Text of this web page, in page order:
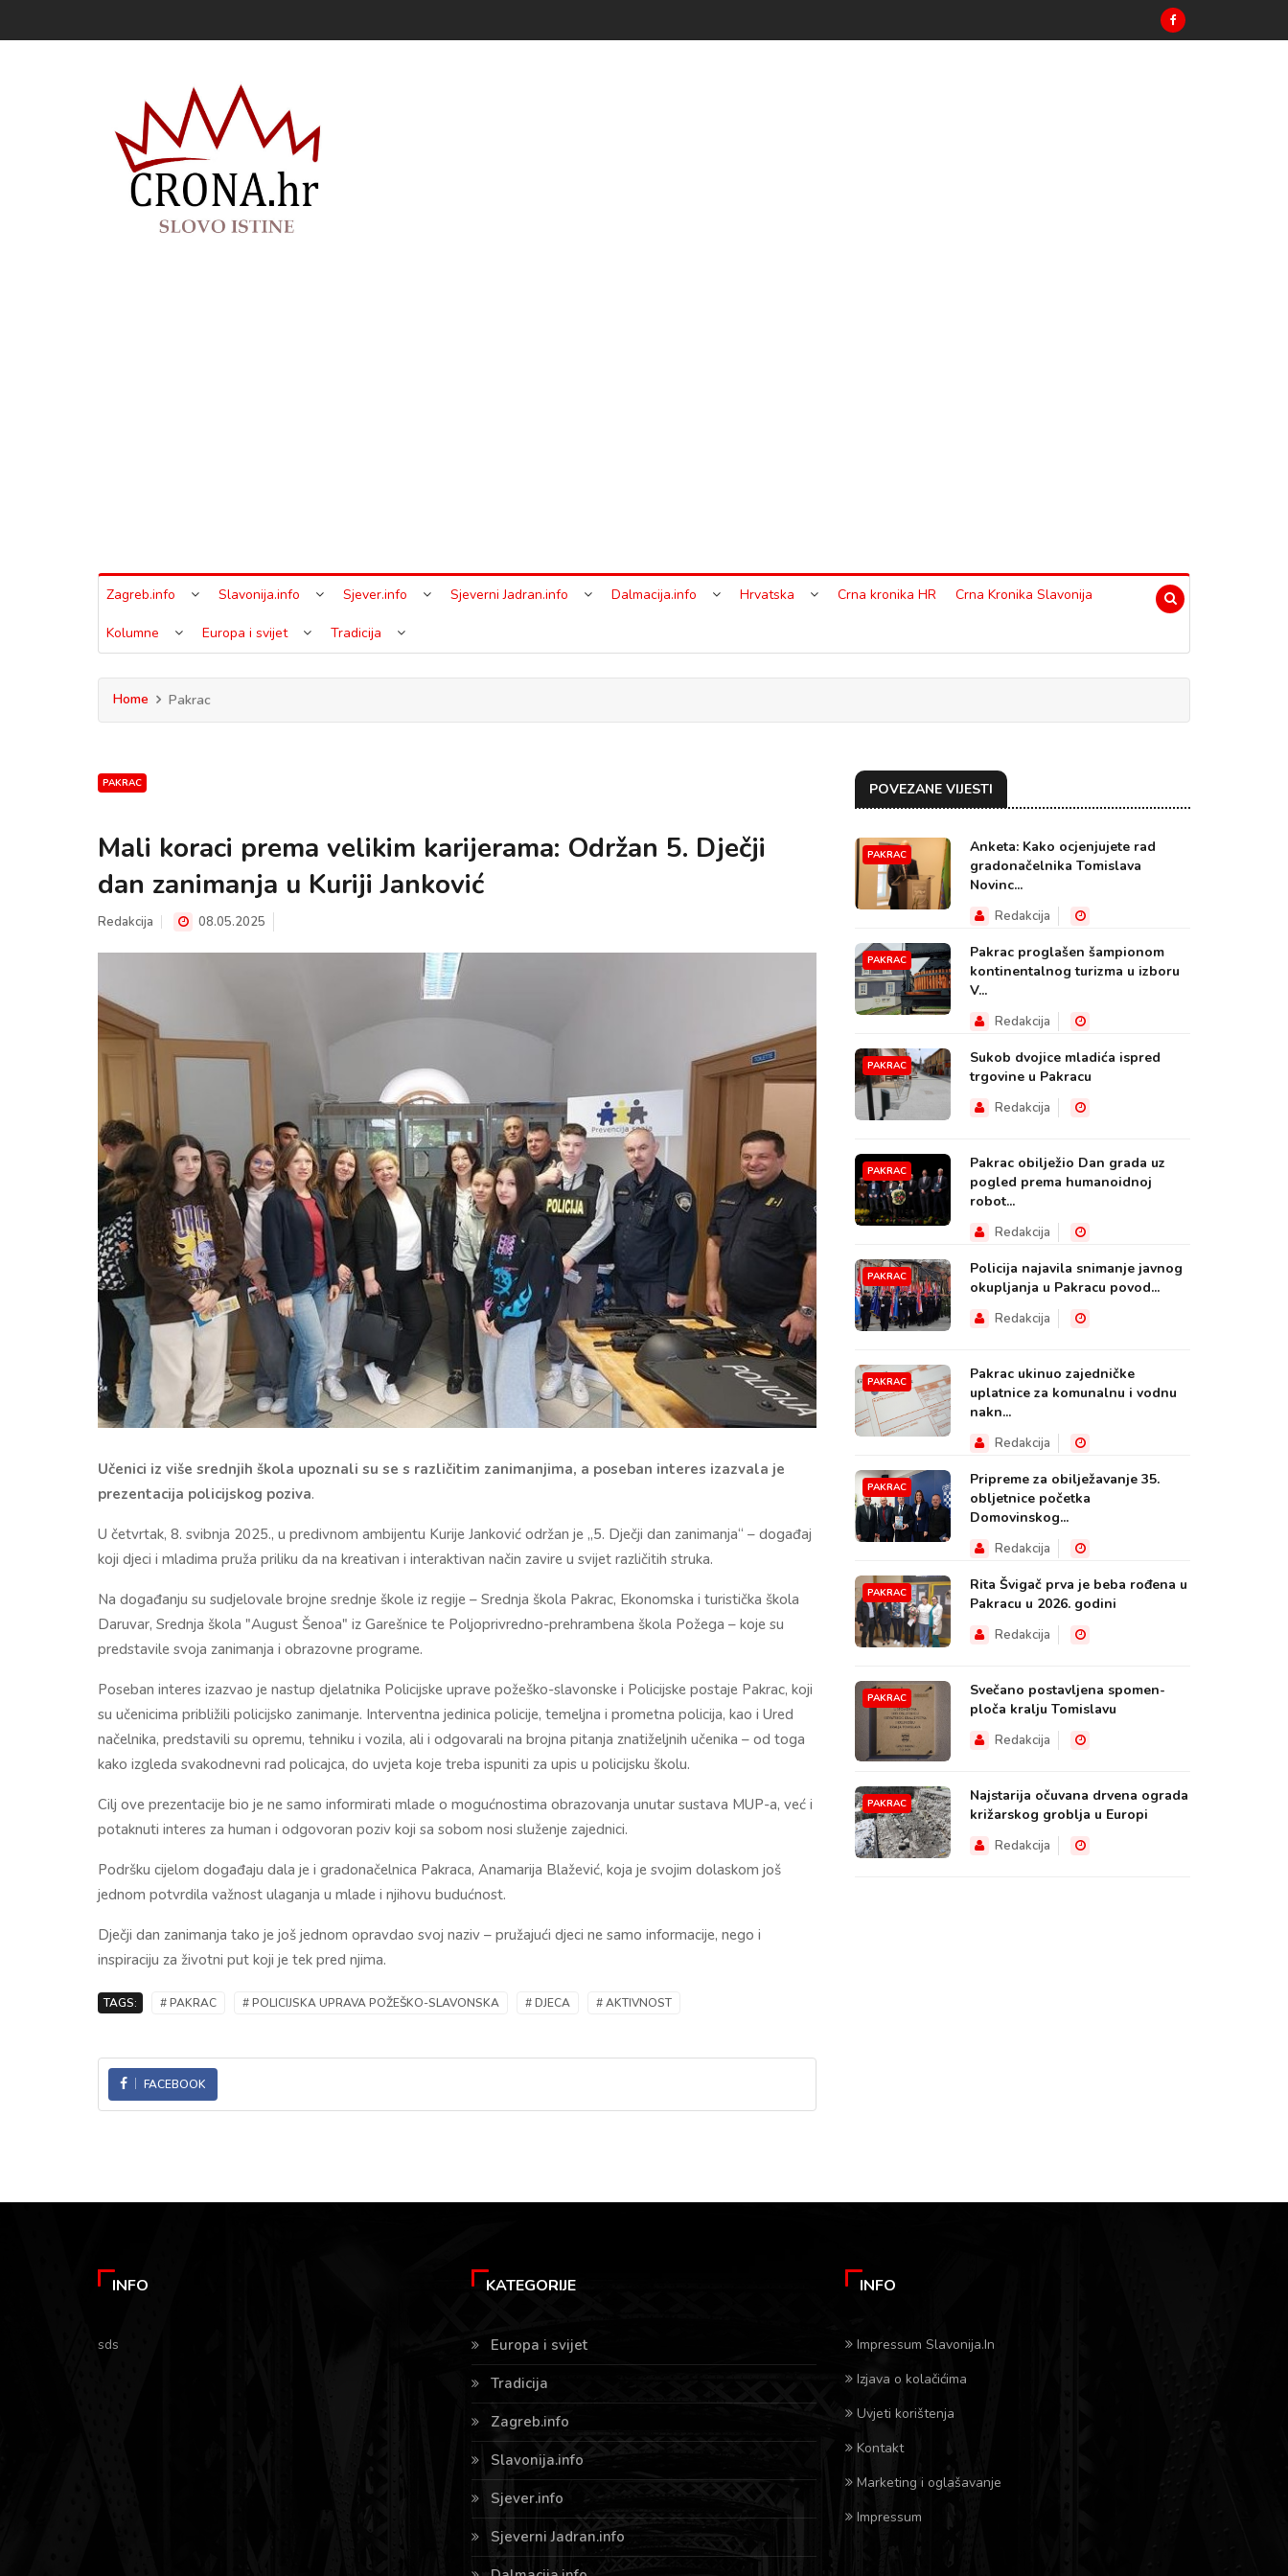
Zagreb.info Slavonija.info Sjever.info Sjeverni Jadran.info Dalmacija.info Hrvatska Crna kronika HR Crna Kronika Slavonija
Kolumne Europa i svijet Tradicija
Home Pakrac
PAKRAC
Mali koraci prema velikim karijerama: Održan 5. Dječji
dan zanimanja u Kuriji Janković
Redakcija 08.05.2025
Učenici iz više srednjih škola upoznali su se s različitim zanimanjima, a poseban interes izazvala je
prezentacija policijskog poziva.
U četvrtak, 8. svibnja 2025., u predivnom ambijentu Kurije Janković održan je „5. Dječji dan zanimanja“ – događaj
koji djeci i mladima pruža priliku da na kreativan i interaktivan način zavire u svijet različitih struka.
Na događanju su sudjelovale brojne srednje škole iz regije – Srednja škola Pakrac, Ekonomska i turistička škola
Daruvar, Srednja škola "August Šenoa" iz Garešnice te Poljoprivredno-prehrambena škola Požega – koje su
predstavile svoja zanimanja i obrazovne programe.
Poseban interes izazvao je nastup djelatnika Policijske uprave požeško-slavonske i Policijske postaje Pakrac, koji
su učenicima približili policijsko zanimanje. Interventna jedinica policije, temeljna i prometna policija, kao i Ured
načelnika, predstavili su opremu, tehniku i vozila, ali i odgovarali na brojna pitanja znatiželjnih učenika – od toga
kako izgleda svakodnevni rad policajca, do uvjeta koje treba ispuniti za upis u policijsku školu.
Cilj ove prezentacije bio je ne samo informirati mlade o mogućnostima obrazovanja unutar sustava MUP-a, već i
potaknuti interes za human i odgovoran poziv koji sa sobom nosi služenje zajednici.
Podršku cijelom događaju dala je i gradonačelnica Pakraca, Anamarija Blažević, koja je svojim dolaskom još
jednom potvrdila važnost ulaganja u mlade i njihovu budućnost.
Dječji dan zanimanja tako je još jednom opravdao svoj naziv – pružajući djeci ne samo informacije, nego i
inspiraciju za životni put koji je tek pred njima.
TAGS: # PAKRAC # POLICIJSKA UPRAVA POŽEŠKO-SLAVONSKA # DJECA # AKTIVNOST
FACEBOOK
POVEZANE VIJESTI
PAKRAC
Anketa: Kako ocjenjujete rad
gradonačelnika Tomislava
Novinc...
Redakcija
PAKRAC
Pakrac proglašen šampionom
kontinentalnog turizma u izboru
V...
Redakcija
PAKRAC
Sukob dvojice mladića ispred
trgovine u Pakracu
Redakcija
PAKRAC
Pakrac obilježio Dan grada uz
pogled prema humanoidnoj
robot...
Redakcija
PAKRAC
Policija najavila snimanje javnog
okupljanja u Pakracu povod...
Redakcija
PAKRAC
Pakrac ukinuo zajedničke
uplatnice za komunalnu i vodnu
nakn...
Redakcija
PAKRAC
Pripreme za obilježavanje 35.
obljetnice početka
Domovinskog...
Redakcija
PAKRAC
Rita Švigač prva je beba rođena u
Pakracu u 2026. godini
Redakcija
PAKRAC
Svečano postavljena spomen-
ploča kralju Tomislavu
Redakcija
PAKRAC
Najstarija očuvana drvena ograda
križarskog groblja u Europi
Redakcija
INFO
sds
KATEGORIJE
Europa i svijet
Tradicija
Zagreb.info
Slavonija.info
Sjever.info
Sjeverni Jadran.info
INFO
Impressum Slavonija.In
Izjava o kolačićima
Uvjeti korištenja
Kontakt
Marketing i oglašavanje
Impressum